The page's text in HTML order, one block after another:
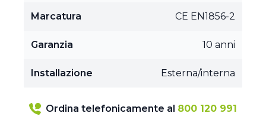
Marcatura CE EN1856-2
Garanzia 10 anni
Installazione Esterna/interna
Ordina telefonicamente al 800 120 991